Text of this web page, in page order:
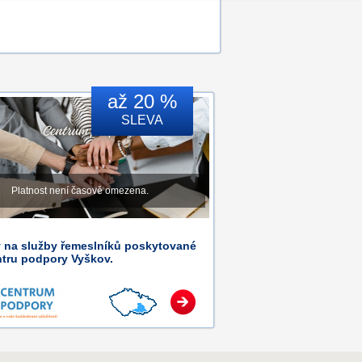
až 20 %
SLEVA
Platnost není časově omezena.
na služby řemeslníků poskytované
podpory Vyškov.